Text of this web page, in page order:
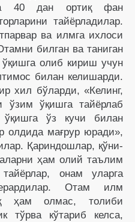
40 дан ортиқ фан
тайёрладилар.
ва илмга ихлоси
билган ва таниган
олиб кириш учун
билан келишарди.
хил бўлар­ди, «Келинг,
ўзим ўқишга тайёрлаб
ўқишга ўз кучи би­лан
олдида мағрур юра­ди»,
Қариндошлар, қўни-
ҳам олий таълим
онам уларга
Отам илм
ҳам олмас, толиби
тўрва кўтариб келса,